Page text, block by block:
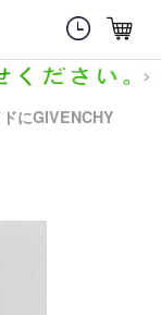
にGIVENCHY